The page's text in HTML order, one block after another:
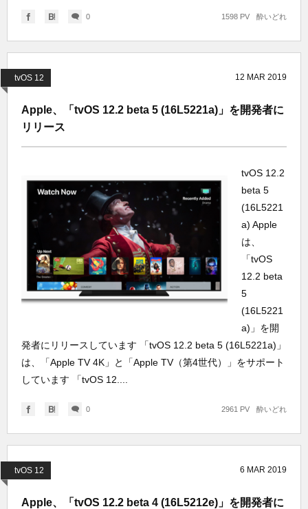
0 酔いどれ
1598 PV
tvOS 12 12 MAR 2019
Apple、「tvOS 12.2 beta 5 (16L5221a)」を開発者に
リリース
tvOS 12.2
beta 5
(16L5221
a) Apple
は、
「tvOS
12.2 beta
5
(16L5221
a)」を開
発者にリリースしています 「tvOS 12.2 beta 5 (16L5221a)」
は、「Apple TV 4K」と「Apple TV（第4世代）」をサポート
しています 「tvOS 12....
0 酔いどれ
2961 PV
tvOS 12 6 MAR 2019
Apple、「tvOS 12.2 beta 4 (16L5212e)」を開発者に